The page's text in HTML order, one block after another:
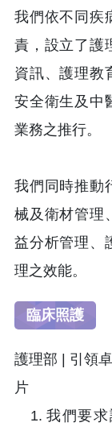
我們依不同疾
責，設立了護
資訊、護理教
安全衛生及中
業務之推行。
我們同時推動
械及衛材管理
益分析管理、
理之效能。
臨床照護
我們要